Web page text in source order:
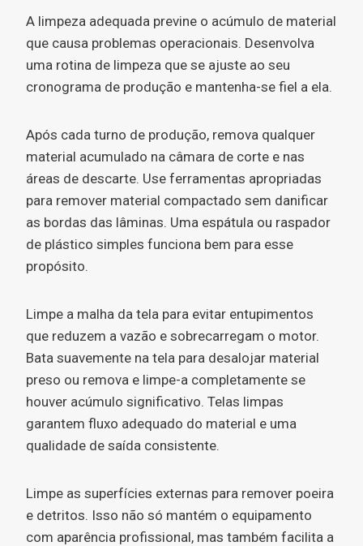
A limpeza adequada previne o acúmulo de material
que causa problemas operacionais. Desenvolva
uma rotina de limpeza que se ajuste ao seu
cronograma de produção e mantenha-se fiel a ela.
Após cada turno de produção, remova qualquer
material acumulado na câmara de corte e nas
áreas de descarte. Use ferramentas apropriadas
para remover material compactado sem danificar
as bordas das lâminas. Uma espátula ou raspador
de plástico simples funciona bem para esse
propósito.
Limpe a malha da tela para evitar entupimentos
que reduzem a vazão e sobrecarregam o motor.
Bata suavemente na tela para desalojar material
preso ou remova e limpe-a completamente se
houver acúmulo significativo. Telas limpas
garantem fluxo adequado do material e uma
qualidade de saída consistente.
Limpe as superfícies externas para remover poeira
e detritos. Isso não só mantém o equipamento
com aparência profissional, mas também facilita a